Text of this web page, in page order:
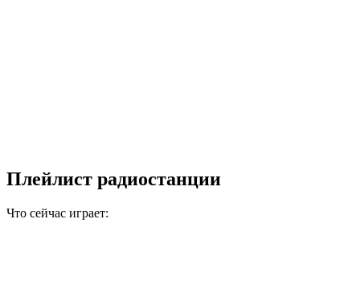
Плейлист радиостанции
Что сейчас играет: